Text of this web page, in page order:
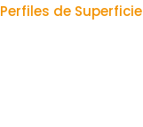
Perfiles de Superficie